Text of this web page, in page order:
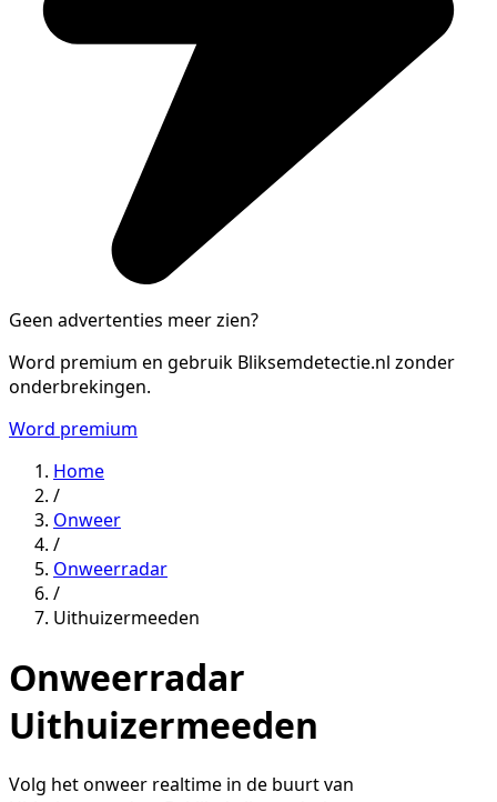
Geen advertenties meer zien?
Word premium en gebruik Bliksemdetectie.nl zonder
onderbrekingen.
Word premium
Home
/
Onweer
/
Onweerradar
/
Uithuizermeeden
Onweerradar
Uithuizermeeden
Volg het onweer realtime in de buurt van